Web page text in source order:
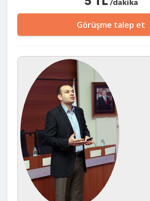
/dakika
Görüşme talep et